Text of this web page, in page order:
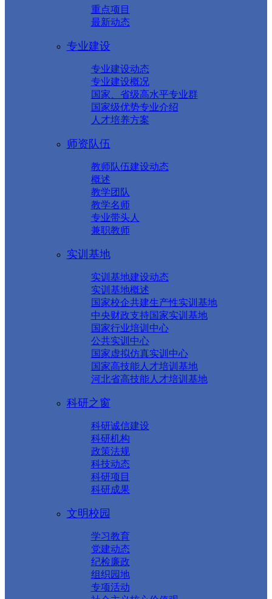
重点项目
最新动态
专业建设
专业建设动态
专业建设概况
国家、省级高水平专业群
国家级优势专业介绍
人才培养方案
师资队伍
教师队伍建设动态
概述
教学团队
教学名师
专业带头人
兼职教师
实训基地
实训基地建设动态
实训基地概述
国家校企共建生产性实训基地
中央财政支持国家实训基地
国家行业培训中心
公共实训中心
国家虚拟仿真实训中心
国家高技能人才培训基地
河北省高技能人才培训基地
科研之窗
科研诚信建设
科研机构
政策法规
科技动态
科研项目
科研成果
文明校园
学习教育
党建动态
纪检廉政
组织园地
专项活动